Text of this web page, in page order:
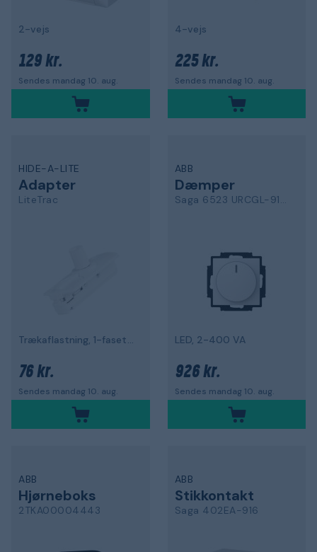
2-vejs
129 kr.
Sendes mandag 10. aug.
4-vejs
225 kr.
Sendes mandag 10. aug.
HIDE-A-LITE
Adapter
LiteTrac
Trækaflastning, 1-faset, hvid
76 kr.
Sendes mandag 10. aug.
ABB
Dæmper
Saga 6523 URCGL-916-104
LED, 2-400 VA
926 kr.
Sendes mandag 10. aug.
ABB
Hjørneboks
2TKA00004443
ABB
Stikkontakt
Saga 402EA-916